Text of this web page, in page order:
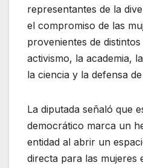
representantes de la
el compromiso de las
provenientes de
activismo, la academia,
la ciencia y la defensa
La diputada señaló que
democrático marca un
entidad al abrir un
directa para las mujeres